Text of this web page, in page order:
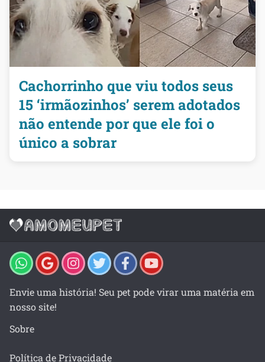
Cachorrinho que viu todos seus
15 ‘irmãozinhos’ serem adotados
não entende por que ele foi o
único a sobrar
Envie uma história! Seu pet pode virar uma matéria em
nosso site!
Sobre
Política de Privacidade